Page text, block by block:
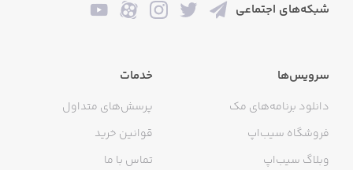
شبکه‌های اجتماعی
سرویس‌ها
دانلود برنامه‌های مک
فروشگاه سیب‌اپ
وبلاگ سیب‌اپ
خدمات
پرسش‌های متداول
قوانین خرید
تماس با ما